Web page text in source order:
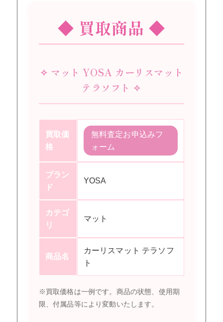
◆ 買取商品 ◆
✧ マット YOSA カーリスマット
テラソフト ✧
買取価
格
無料査定お申込みフ
ォーム
ブラン
ド
YOSA
カテゴ
リ
マット
商品名
カーリスマット テラソフ
ト
※買取価格は一例です。商品の状態、使用期
限、付属品等により変動いたします。